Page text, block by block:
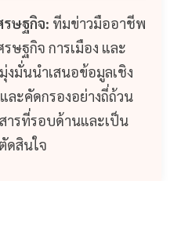
รษฐกิจ: ทีมข่าวมืออาชีพ
ษฐกิจ การเมือง และ
งมั่นนำเสนอข้อมูลเชิง
ละคัดกรองอย่างถี่ถ้วน
ารที่รอบด้านและเป็น
ดสินใจ